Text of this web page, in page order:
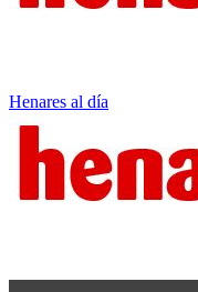
Henares al día